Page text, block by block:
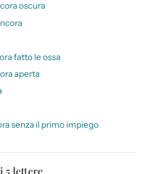
oscura
fatto le ossa
aperta
senza il primo impiego
5 lettere